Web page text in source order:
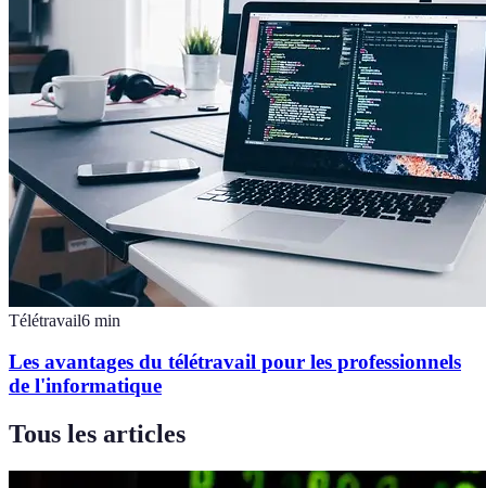
Télétravail6 min
Les avantages du télétravail pour les professionnels
de l'informatique
Tous les articles